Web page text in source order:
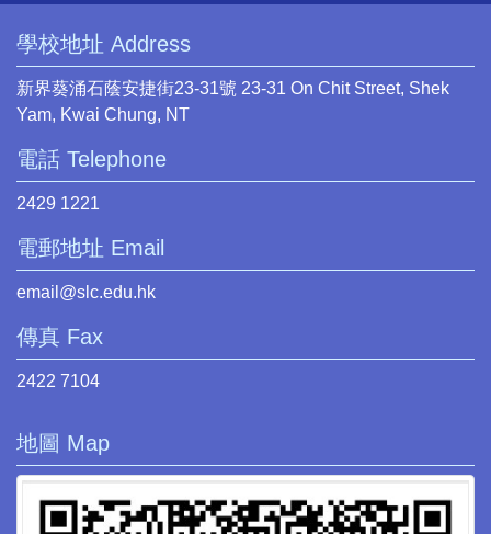
學校地址 Address
新界葵涌石蔭安捷街23-31號 23-31 On Chit Street, Shek
Yam, Kwai Chung, NT
電話 Telephone
2429 1221
電郵地址 Email
email@slc.edu.hk
傳真 Fax
2422 7104
地圖 Map